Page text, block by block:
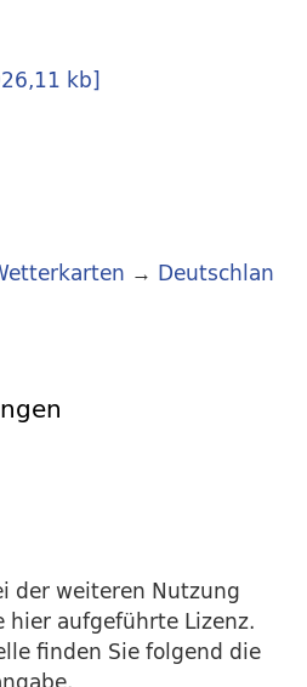
kb]
→ Deutschlan
der weiteren Nutzung
aufgeführte Lizenz.
finden Sie folgend die